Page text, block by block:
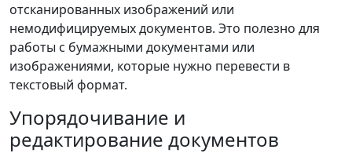
отсканированных изображений или
немодифицируемых документов. Это полезно для
работы с бумажными документами или
изображениями, которые нужно перевести в
текстовый формат.
Упорядочивание и
редактирование документов